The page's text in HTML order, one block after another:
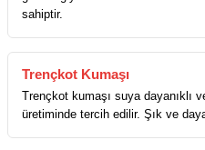
sahiptir.
Trençkot Kumaşı
Trençkot kumaşı suya dayanıklı
üretiminde tercih edilir. Şık ve